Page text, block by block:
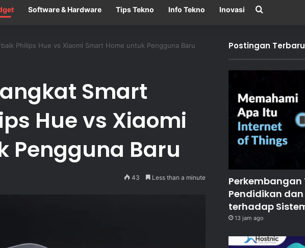
Software & Hardware Tips Tekno Info Tekno Inovasi
Philips Hue vs Xiaomi Smart Home untuk Pengguna Baru
Smart
Hue vs Xiaomi
Pengguna Baru
43 Less than a minute
Postingan Terbaru
Perkembangan
Pendidikan
terhadap
13 jam ago